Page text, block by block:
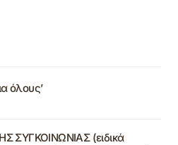
όλους’
(ειδικά